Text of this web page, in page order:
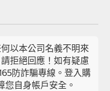
以本公司名義不明來
拒絕回應！如有疑慮
防詐騙專線。登入購
您自身帳戶安全。